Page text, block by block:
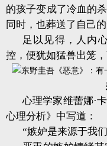
的孩子变成了冷血的
同时，也葬送了自己的
足以见得，人内
控，便犹如猛兽出笼，
心理学家维蕾娜·
心理分析》中写道：
“嫉妒是来源于我